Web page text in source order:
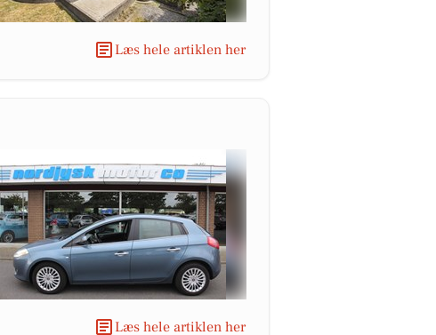
Læs hele artiklen her
Læs hele artiklen her